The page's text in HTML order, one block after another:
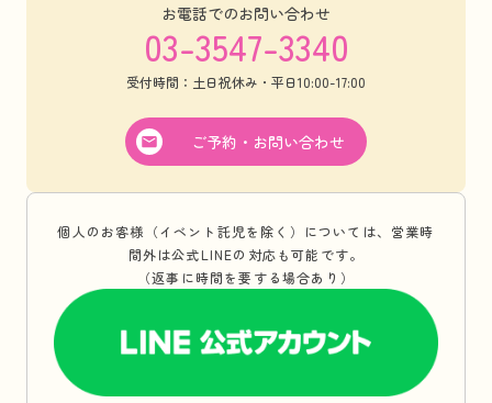
お電話でのお問い合わせ
03-3547-3340
受付時間：土日祝休み・平日10:00-17:00
ご予約・お問い合わせ
個人のお客様（イベント託児を除く）については、営業時
間外は公式LINEの対応も可能です。
（返事に時間を要する場合あり）